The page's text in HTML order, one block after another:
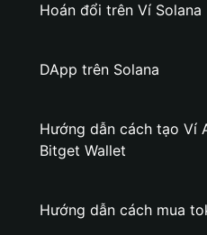
Hoán đổi trên Ví Solana
DApp trên Solana
Hướng dẫn cách tạo Ví
Bitget Wallet
Hướng dẫn cách mua